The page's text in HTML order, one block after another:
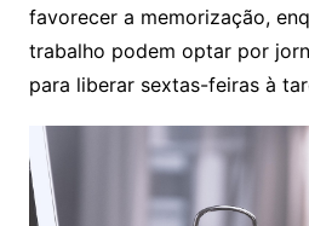
favorecer a memorização,
trabalho podem optar por
para liberar sextas-feiras à